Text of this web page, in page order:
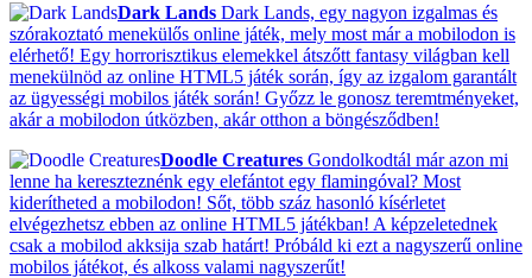
Dark Lands Dark Lands, egy nagyon izgalmas és
szórakoztató menekülős online játék, mely most már a mobilodon is
elérhető! Egy horrorisztikus elemekkel átszőtt fantasy világban kell
menekülnöd az online HTML5 játék során, így az izgalom garantált
az ügyességi mobilos játék során! Győzz le gonosz teremtményeket,
akár a mobilodon útközben, akár otthon a böngésződben!
Doodle Creatures Gondolkodtál már azon mi
lenne ha kereszteznénk egy elefántot egy flamingóval? Most
kiderítheted a mobilodon! Sőt, több száz hasonló kísérletet
elvégezhetsz ebben az online HTML5 játékban! A képzeletednek
csak a mobilod akksija szab határt! Próbáld ki ezt a nagyszerű online
mobilos játékot, és alkoss valami nagyszerűt!